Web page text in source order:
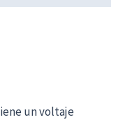
un voltaje